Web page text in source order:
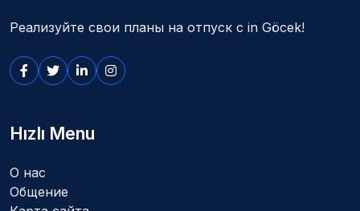
Реализуйте свои планы на отпуск с in Göcek!
Hızlı Menu
О нас
Общение